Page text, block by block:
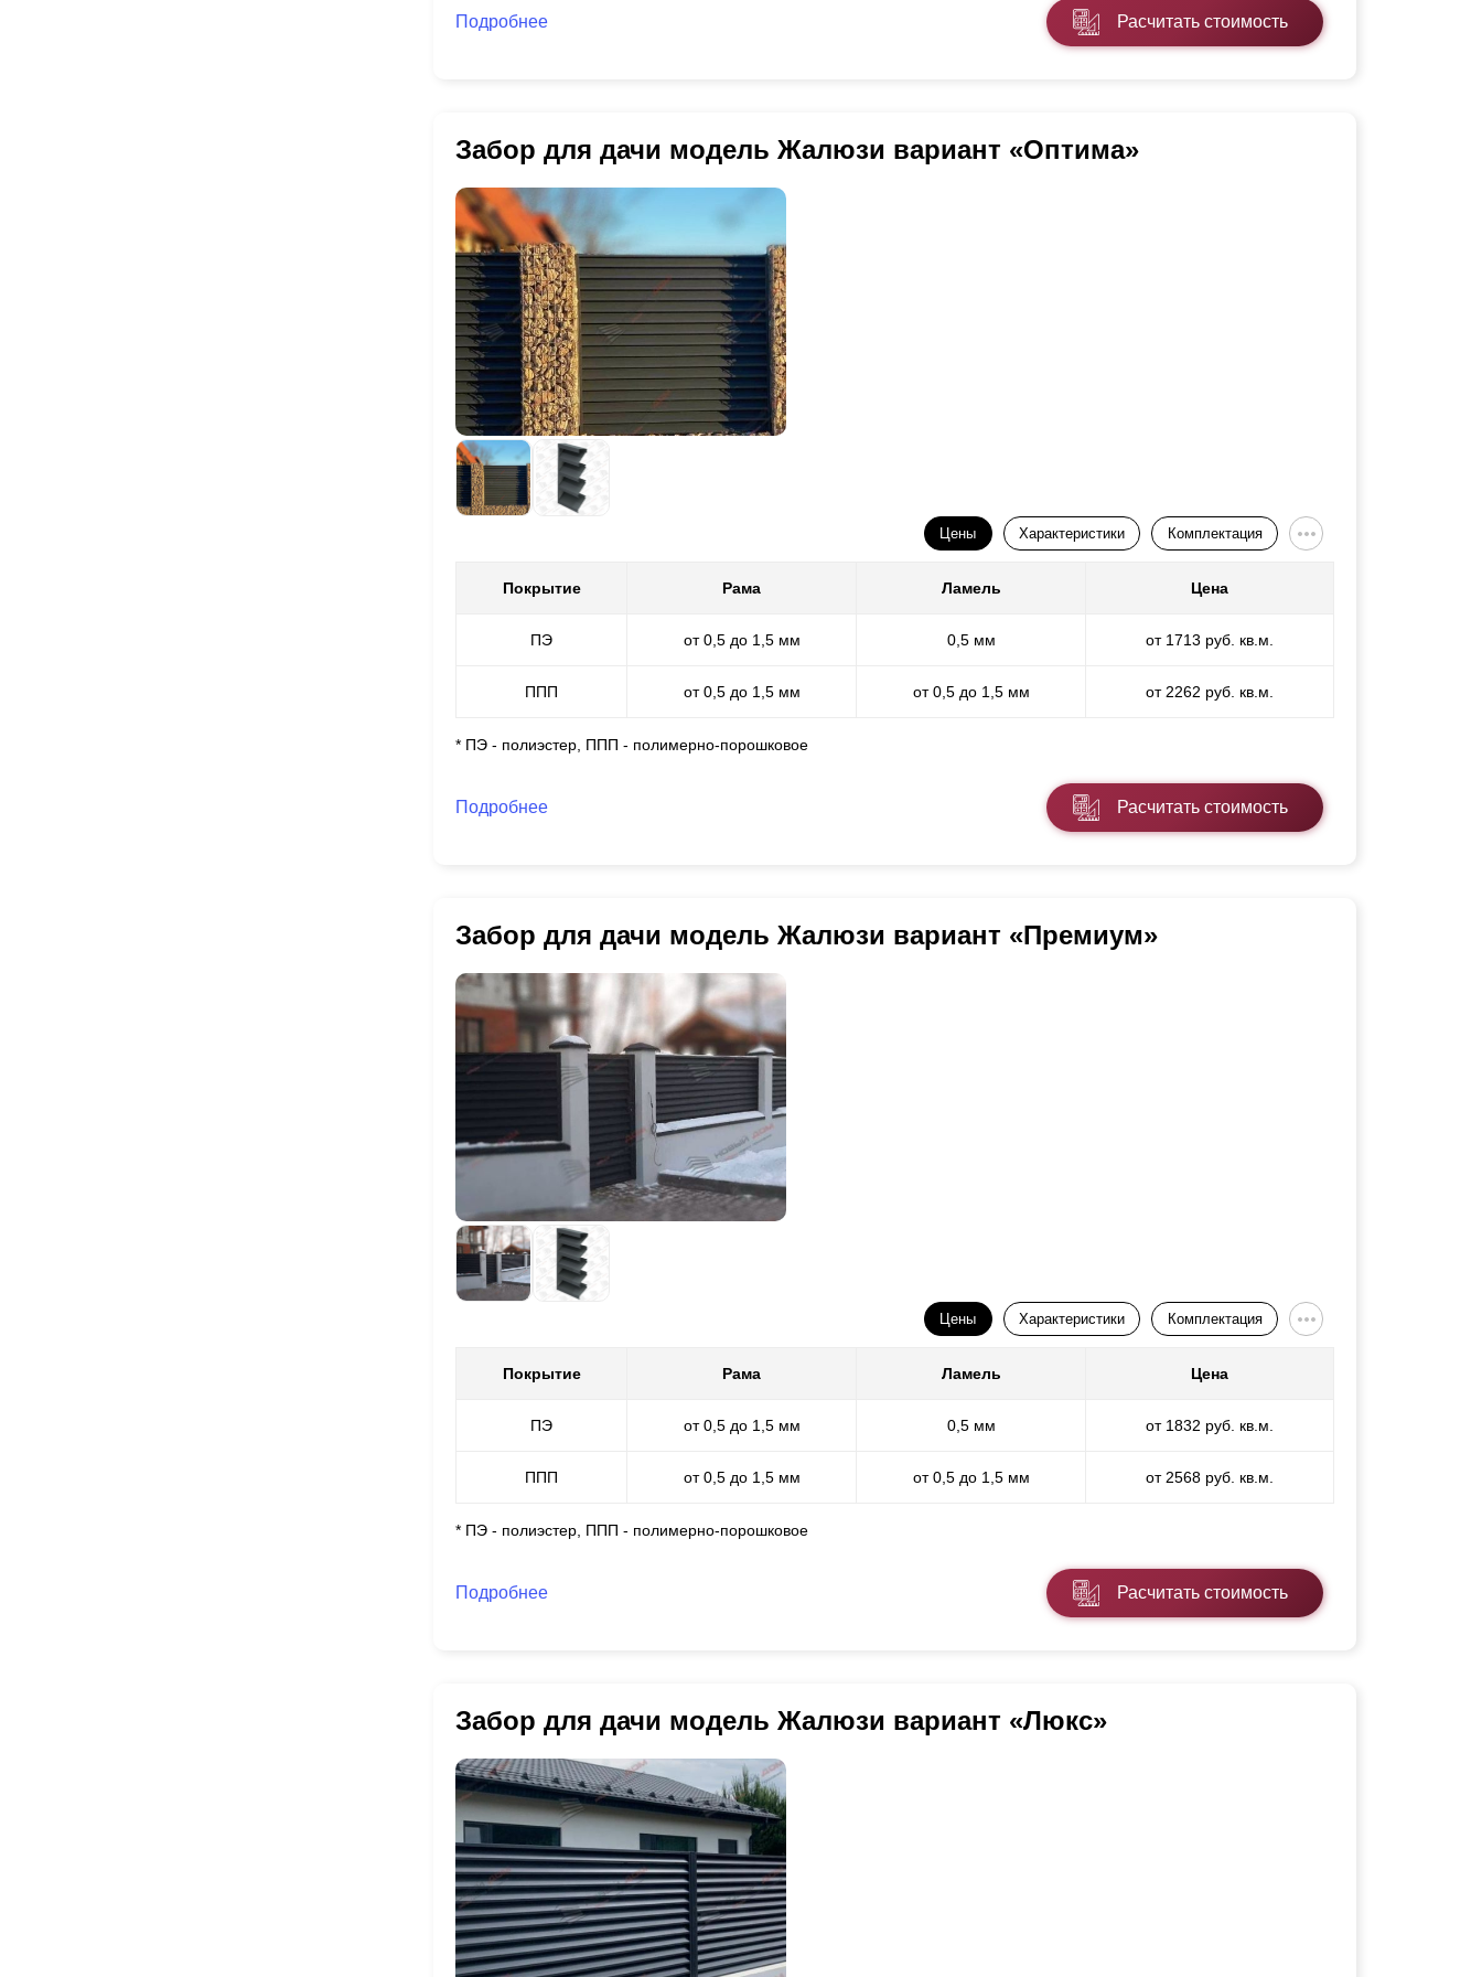
Подробнее Расчитать стоимость
Забор для дачи модель Жалюзи вариант «Оптима»
Цены Характеристики Комплектация
Покрытие Рама Ламель Цена
ПЭ от 0,5 до 1,5 мм 0,5 мм от 1713 руб. кв.м.
ППП от 0,5 до 1,5 мм от 0,5 до 1,5 мм от 2262 руб. кв.м.
* ПЭ - полиэстер, ППП - полимерно-порошковое
Подробнее Расчитать стоимость
Забор для дачи модель Жалюзи вариант «Премиум»
Цены Характеристики Комплектация
Покрытие Рама Ламель Цена
ПЭ от 0,5 до 1,5 мм 0,5 мм от 1832 руб. кв.м.
ППП от 0,5 до 1,5 мм от 0,5 до 1,5 мм от 2568 руб. кв.м.
* ПЭ - полиэстер, ППП - полимерно-порошковое
Подробнее Расчитать стоимость
Забор для дачи модель Жалюзи вариант «Люкс»